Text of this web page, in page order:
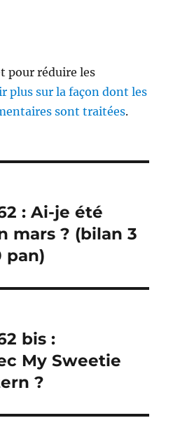
pour réduire les
plus sur la façon dont les
sont traitées.
: Ai-je été
mars ? (bilan 3
pan)
bis :
My Sweetie
?